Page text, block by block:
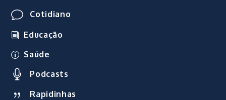
Cotidiano
Educação
Saúde
Podcasts
Rapidinhas